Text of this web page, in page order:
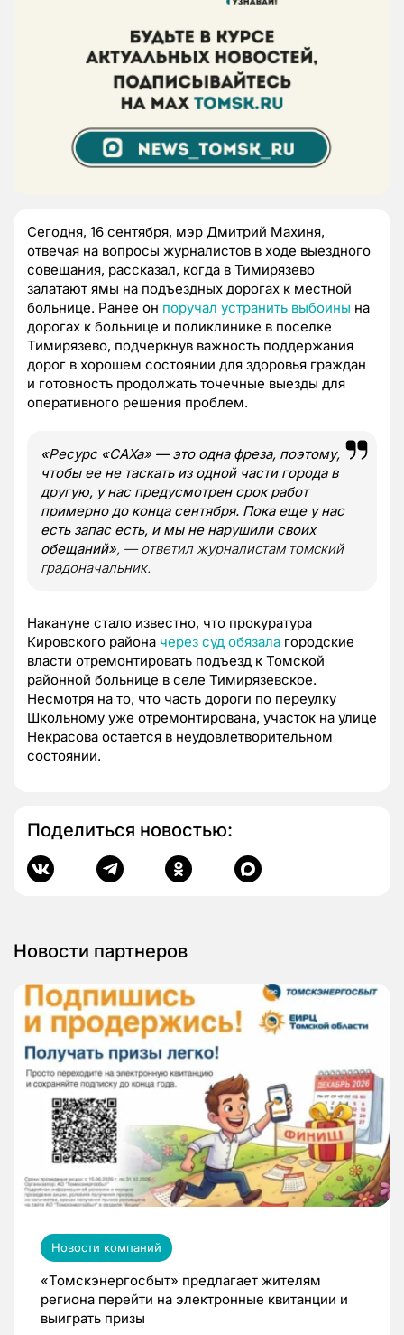
Сегодня, 16 сентября, мэр Дмитрий Махиня,
отвечая на вопросы журналистов в ходе выездного
совещания, рассказал, когда в Тимирязево
залатают ямы на подъездных дорогах к местной
больнице. Ранее он поручал устранить выбоины на
дорогах к больнице и поликлинике в поселке
Тимирязево, подчеркнув важность поддержания
дорог в хорошем состоянии для здоровья граждан
и готовность продолжать точечные выезды для
оперативного решения проблем.
«Ресурс «САХа» — это одна фреза, поэтому,
чтобы ее не таскать из одной части города в
другую, у нас предусмотрен срок работ
примерно до конца сентября. Пока еще у нас
есть запас есть, и мы не нарушили своих
обещаний», —ответил журналистам томский
градоначальник.
Накануне стало известно, что прокуратура
Кировского района через суд обязала городские
власти отремонтировать подъезд к Томской
районной больнице в селе Тимирязевское.
Несмотря на то, что часть дороги по переулку
Школьному уже отремонтирована, участок на улице
Некрасова остается в неудовлетворительном
состоянии.
Поделиться новостью:
Новости партнеров
Новости компаний
«Томскэнергосбыт» предлагает жителям
региона перейти на электронные квитанции и
выиграть призы